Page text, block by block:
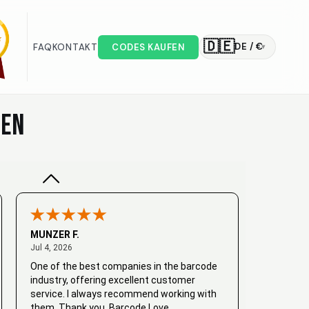
FAQKONTAKT CODES KAUFEN 🇩🇪DE / €▾
MUNZER F.
Jul 4, 2026
One of the best companies in the barcode
industry, offering excellent customer
service. I always recommend working with